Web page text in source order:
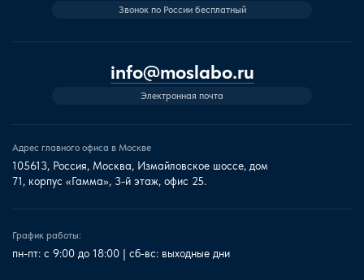
Звонок по России бесплатный
info@moslabo.ru
Электронная почта
Адрес главного офиса в Москве
105613, Россия, Москва, Измайловское шоссе, дом
71, корпус «Гамма», 3-й этаж, офис 25.
График работы:
пн-пт: с 9:00 до 18:00 | сб-вс: выходные дни